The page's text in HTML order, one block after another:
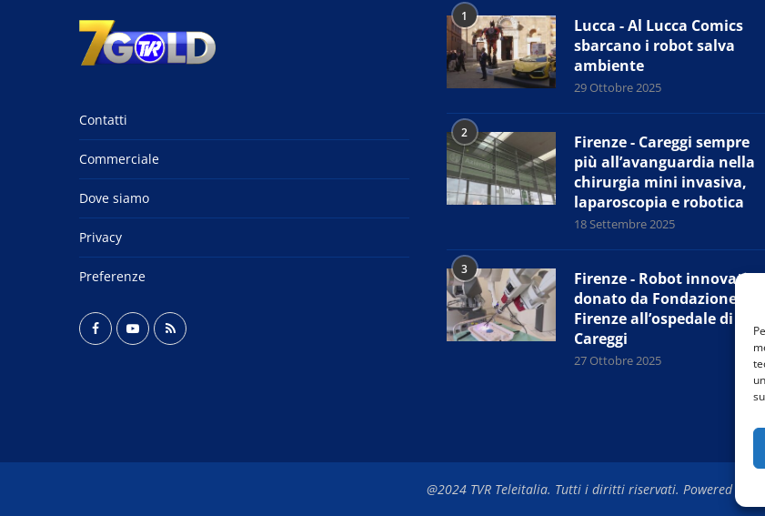
Contatti
Commerciale
Dove siamo
Privacy
Preferenze
1
Lucca - Al Lucca Comics
sbarcano i robot salva
ambiente
29 Ottobre 2025
2
Firenze - Careggi sempre
più all’avanguardia nella
chirurgia mini invasiva,
laparoscopia e robotica
18 Settembre 2025
3
Firenze - Robot innovativo
donato da Fondazione CR
Firenze all’ospedale di
Careggi
27 Ottobre 2025
@2024 TVR Teleitalia. Tutti i diritti riservati. Powered by